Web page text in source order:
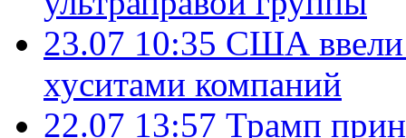
23.07 10:35 США ввели
хуситами компаний
22.07 13:57 Трамп